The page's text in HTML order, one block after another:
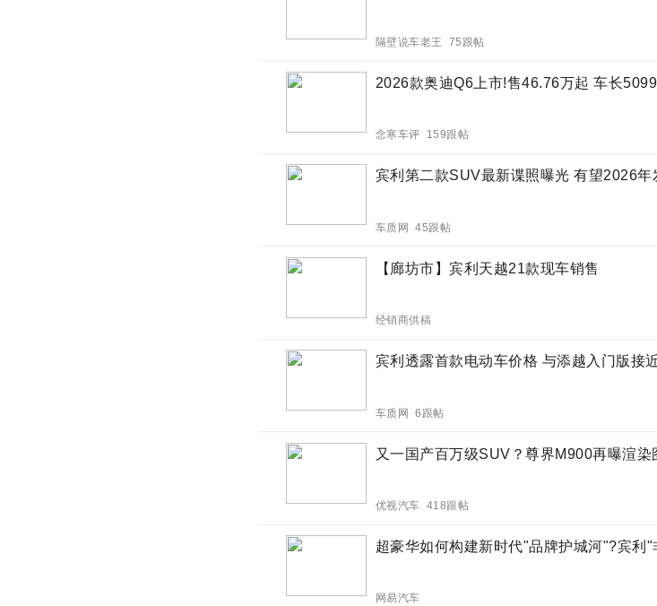
隔壁说车老王 75跟帖
2026款奥迪Q6上市!售46.76万起 车长
念寒车评 159跟帖
宾利第二款SUV最新谍照曝光 有望2026年
车质网 45跟帖
【廊坊市】宾利天越21款现车销售
经销商供稿
宾利透露首款电动车价格 与添越入门版接
车质网 6跟帖
又一国产百万级SUV？尊界M900再曝渲染
优视汽车 418跟帖
超豪华如何构建新时代"品牌护城河"?宾利
网易汽车